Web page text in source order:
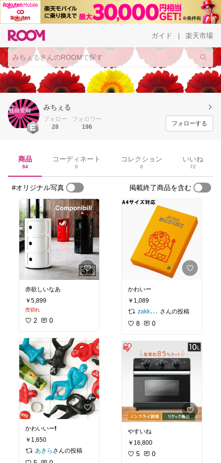
ガイド 楽天市場
みちぇる
フォロー
28
フォロワー
196
フォローする
商品
94
コーディネート
0
コレクション
0
いいね
72
#オリジナル写真 掲載終了商品を含む
赤欲しいなあ
￥5,899
売切れ
2 0
かわいいー❗️
￥1,650
あきら さんの投稿
かわいー
￥1,089
zakkaちゃん☺︎
さんの投稿
8 0
やすいね
￥16,800
5 0